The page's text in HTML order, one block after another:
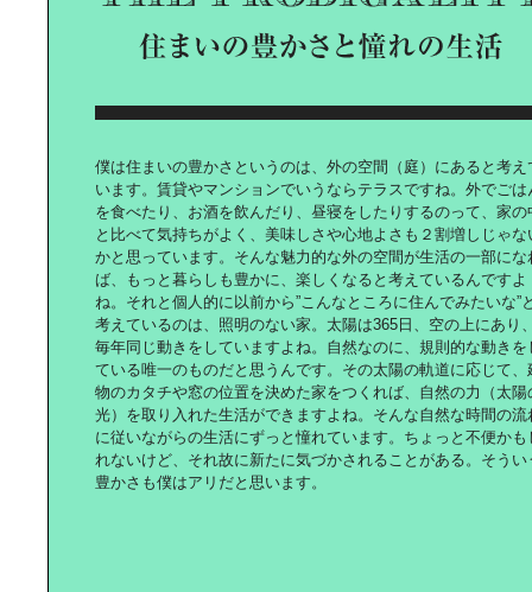
僕は住まいの豊かさというのは、外の空間（庭）にあると考え
います。賃貸やマンションでいうならテラスですね。外でごは
を食べたり、お酒を飲んだり、昼寝をしたりするのって、家の
と比べて気持ちがよく、美味しさや心地よさも２割増しじゃな
かと思っています。そんな魅力的な外の空間が生活の一部にな
ば、もっと暮らしも豊かに、楽しくなると考えているんですよ
ね。それと個人的に以前から”こんなところに住んでみたいな”
考えているのは、照明のない家。太陽は365日、空の上にあり
毎年同じ動きをしていますよね。自然なのに、規則的な動きを
ている唯一のものだと思うんです。その太陽の軌道に応じて、
物のカタチや窓の位置を決めた家をつくれば、自然の力（太陽
光）を取り入れた生活ができますよね。そんな自然な時間の流
に従いながらの生活にずっと憧れています。ちょっと不便かも
れないけど、それ故に新たに気づかされることがある。そうい
豊かさも僕はアリだと思います。
「ワンダーウォール」に学ぶ｜アー
Yorkのハロウィン
谷尻誠の｜広島建築探訪
親子で楽しむスマート｜ファッショ
ン ～Daddy篇～